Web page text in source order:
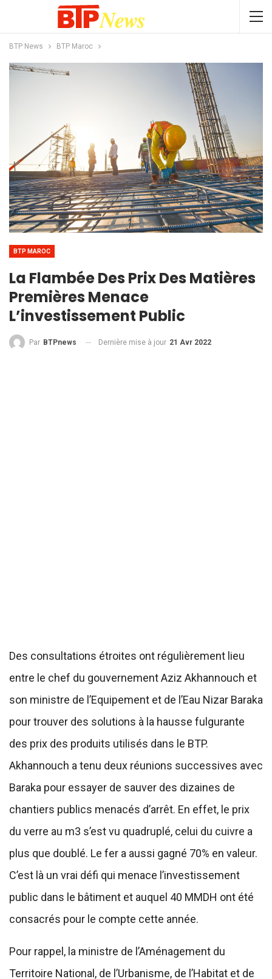
BTP News BTP Maroc
BTP MAROC
La Flambée Des Prix Des Matières
Premières Menace
L’investissement Public
Par BTPnews Dernière mise à jour 21 Avr 2022
Des consultations étroites ont régulièrement lieu
entre le chef du gouvernement Aziz Akhannouch et
son ministre de l’Equipement et de l’Eau Nizar Baraka
pour trouver des solutions à la hausse fulgurante
des prix des produits utilisés dans le BTP.
Akhannouch a tenu deux réunions successives avec
Baraka pour essayer de sauver des dizaines de
chantiers publics menacés d’arrêt. En effet, le prix
du verre au m3 s’est vu quadruplé, celui du cuivre a
plus que doublé. Le fer a aussi gagné 70% en valeur.
C’est là un vrai défi qui menace l’investissement
public dans le bâtiment et auquel 40 MMDH ont été
consacrés pour le compte cette année.
Pour rappel, la ministre de l’Aménagement du
Territoire National, de l’Urbanisme, de l’Habitat et de